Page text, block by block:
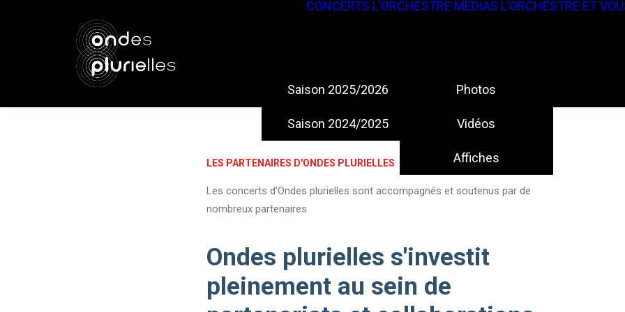
CONCERTS
Saison 2025/2026
Saison 2024/2025
L’ORCHESTRE MEDIAS
Photos
Vidéos
Affiches
L’ORCHESTRE ET
LES PARTENAIRES D'ONDES PLURIELLES
Les concerts d'Ondes plurielles sont accompagnés et soutenus par de
nombreux partenaires
Ondes plurielles s'investit
pleinement au sein de